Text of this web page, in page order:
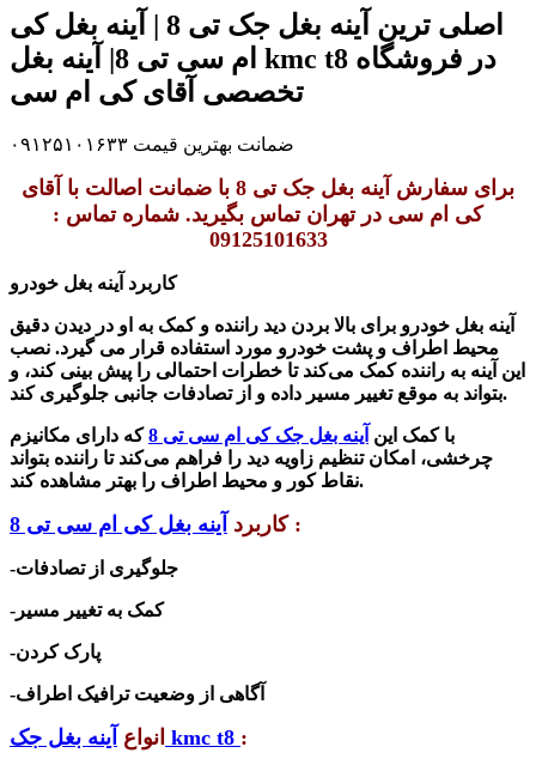
اصلی ترین آینه بغل جک تی 8 | آینه بغل کی
ام سی تی 8| آینه بغل kmc t8 در فروشگاه
تخصصی آقای کی ام سی
ضمانت بهترین قیمت ۰۹۱۲۵۱۰۱۶۳۳
برای سفارش آینه بغل جک تی 8 با ضمانت اصالت با آقای
کی ام سی در تهران تماس بگیرید. شماره تماس :
09125101633
کاربرد آینه بغل خودرو
آینه بغل خودرو برای بالا بردن دید راننده و کمک به او در دیدن دقیق
محیط اطراف و پشت خودرو مورد استفاده قرار می گیرد. نصب
این آینه به راننده کمک می‌کند تا خطرات احتمالی را پیش بینی کند، و
بتواند به موقع تغییر مسیر داده و از تصادفات جانبی جلوگیری کند.
با کمک این آینه بغل جک کی ام سی تی 8
که دارای مکانیزم
چرخشی، امکان تنظیم زاویه دید را فراهم می‌کند تا راننده بتواند
نقاط کور و محیط اطراف را بهتر مشاهده کند.
کاربرد آینه بغل کی ام سی تی 8 :
-جلوگیری از تصادفات
-کمک به تغییر مسیر
-پارک کردن
-آگاهی از وضعیت ترافیک اطراف
انواع آینه بغل جک kmc t8 :